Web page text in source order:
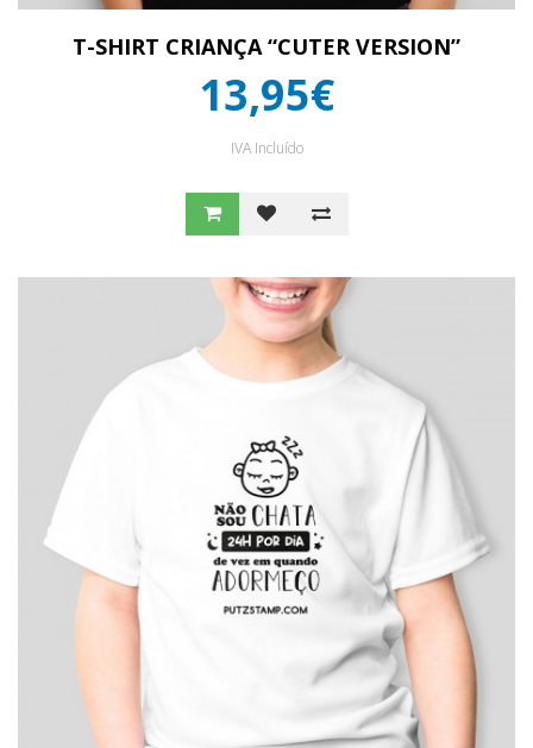
T-SHIRT CRIANÇA “CUTER VERSION”
13,95€
IVA Incluído